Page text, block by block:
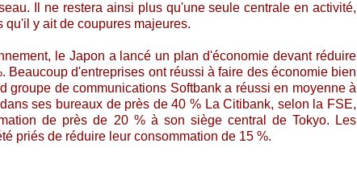
Il ne restera ainsi plus qu'une seule centrale en activité,
qu'il y ait de coupures majeures.
le Japon a lancé un plan d'économie devant réduire
Beaucoup d'entreprises ont réussi à faire des économie bien
groupe de communications Softbank a réussi en moyenne à
ses bureaux de près de 40 % La Citibank, selon la FSE,
de près de 20 % à son siège central de Tokyo. Les
priés de réduire leur consommation de 15 %.